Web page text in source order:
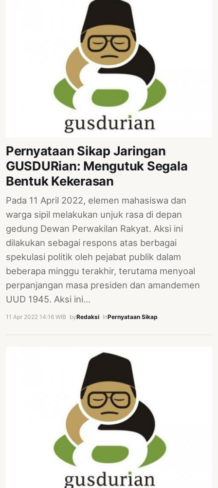
Pernyataan Sikap Jaringan
GUSDURian: Mengutuk Segala
Bentuk Kekerasan
Pada 11 April 2022, elemen mahasiswa dan
warga sipil melakukan unjuk rasa di depan
gedung Dewan Perwakilan Rakyat. Aksi ini
dilakukan sebagai respons atas berbagai
spekulasi politik oleh pejabat publik dalam
beberapa minggu terakhir, terutama menyoal
perpanjangan masa presiden dan amandemen
UUD 1945. Aksi ini…
11 Apr 2022 14:16 WIB byRedaksi InPernyataan Sikap